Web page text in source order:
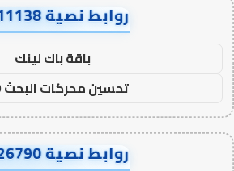
روابط نصية AA11138
باقة باك لينك
تحسين محركات البحث SEO
روابط نصية AA26790